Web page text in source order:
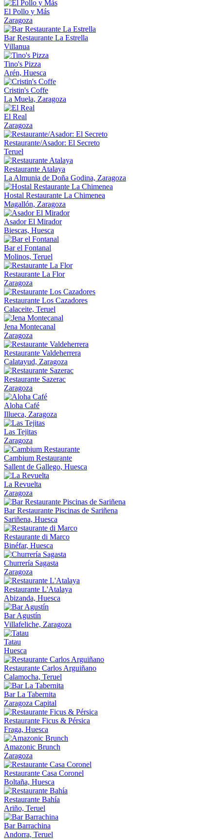
El Pollo y Más
Zaragoza
Bar Restaurante La Estrella
Villanua
Tino's Pizza
Arén, Huesca
Cristin's Coffe
La Muela, Zaragoza
El Real
Zaragoza
Restaurante/Asador: El Secreto
Teruel
Restaurante Atalaya
La Almunia de Doña Godina, Zaragoza
Hostal Restaurante La Chimenea
Magallón, Zaragoza
Asador El Mirador
Biescas, Huesca
Bar el Fontanal
Molinos, Teruel
Restaurante La Flor
Zaragoza
Restaurante Los Cazadores
Calaceite, Teruel
Jena Montecanal
Zaragoza
Restaurante Valdeherrera
Calatayud, Zaragoza
Restaurante Sazerac
Zaragoza
Aloha Café
Illueca, Zaragoza
Las Tejitas
Zaragoza
Cambium Restaurante
Sallent de Gallego, Huesca
La Revuelta
Zaragoza
Bar Restaurante Piscinas de Sariñena
Sariñena, Huesca
Restaurante di Marco
Binéfar, Huesca
Churrería Sagasta
Zaragoza
Restaurante L'Atalaya
Abizanda, Huesca
Bar Agustín
Villafeliche, Zaragoza
Tatau
Huesca
Restaurante Carlos Arguiñano
Calamocha, Teruel
Bar La Tabernita
Zaragoza Capital
Restaurante Ficus & Pérsica
Fraga, Huesca
Amazonic Brunch
Zaragoza
Restaurante Casa Coronel
Boltaña, Huesca
Restaurante Bahía
Ariño, Teruel
Bar Barrachina
Andorra, Teruel